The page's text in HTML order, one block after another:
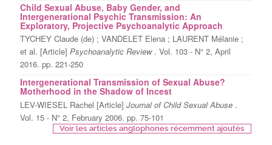
Child Sexual Abuse, Baby Gender, and
Intergenerational Psychic Transmission: An
Exploratory, Projective Psychoanalytic Approach
TYCHEY Claude (de) ; VANDELET Elena ; LAURENT Mélanie ;
et al. [Article] Psychoanalytic Review . Vol. 103 - N° 2, April
2016. pp. 221-250
Intergenerational Transmission of Sexual Abuse?
Motherhood in the Shadow of Incest
LEV-WIESEL Rachel [Article] Journal of Child Sexual Abuse .
Vol. 15 - N° 2, February 2006. pp. 75-101
Voir les articles anglophones récemment ajoutés